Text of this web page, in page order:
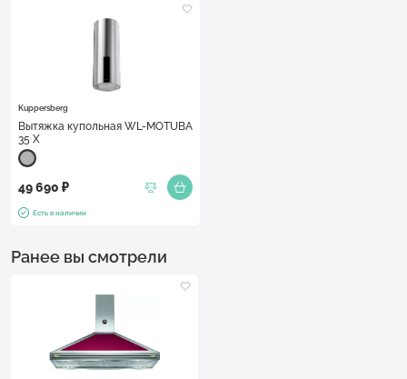
Kuppersberg
Вытяжка купольная WL-MOTUBA
35 X
49 690 ₽
Есть в наличии
Ранее вы смотрели